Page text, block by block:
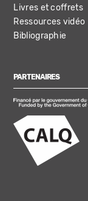
Livres et coffrets
Ressources vidéo
Bibliographie
PARTENAIRES